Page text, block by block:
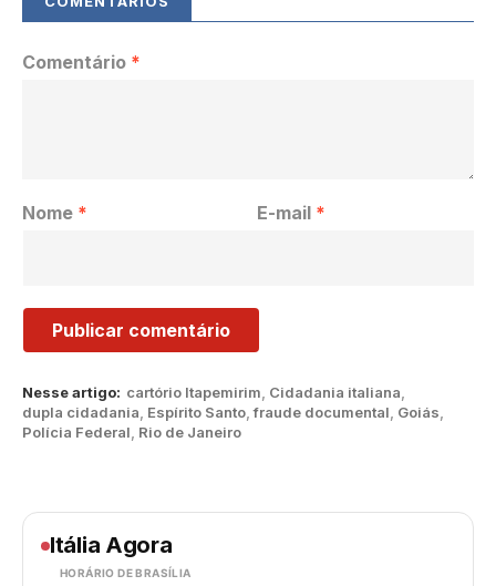
Nesse artigo: cartório Itapemirim, Cidadania italiana,
dupla cidadania, Espírito Santo,fraude documental, Goiás,
Polícia Federal, Rio de Janeiro
Comentário *
Nome * E-mail *
Itália Agora
HORÁRIO DE BRASÍLIA